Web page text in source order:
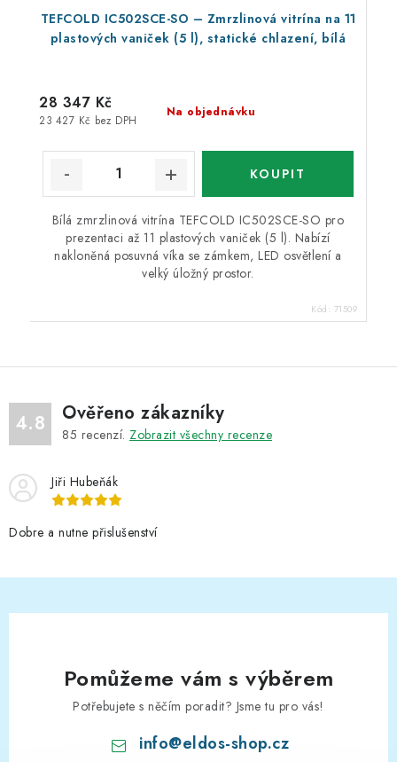
TEFCOLD IC502SCE-SO – Zmrzlinová vitrína na 11
plastových vaniček (5 l), statické chlazení, bílá
Na objednávku
23 427 Kč bez DPH
28 347 Kč
Bílá zmrzlinová vitrína TEFCOLD IC502SCE-SO pro
prezentaci až 11 plastových vaniček (5 l). Nabízí
nakloněná posuvná víka se zámkem, LED osvětlení a
velký úložný prostor.
Kód: 71509
4.8 Ověřeno zákazníky
85 recenzí. Zobrazit všechny recenze
Jiři Hubeňák
Dobre a nutne přislušenství
Pomůžeme vám s výběrem
Potřebujete s něčím poradit? Jsme tu pro vás!
info@eldos-shop.cz